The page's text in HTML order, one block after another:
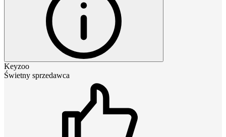
Keyzoo
Świetny sprzedawca